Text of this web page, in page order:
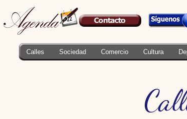
Calles Sociedad Comercio Cultura